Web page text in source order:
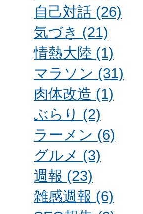
自己対話 (26)
気づき (21)
情熱大陸 (1)
マラソン (31)
肉体改造 (1)
ぶらり (2)
ラーメン (6)
グルメ (3)
週報 (23)
雑感週報 (6)